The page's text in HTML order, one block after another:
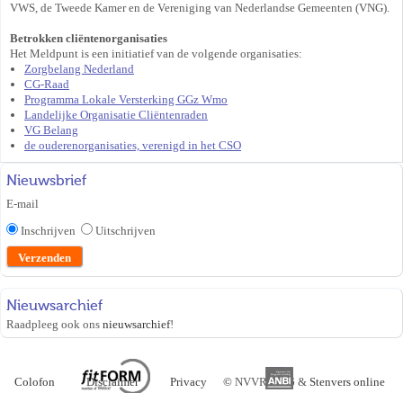
VWS, de Tweede Kamer en de Vereniging van Nederlandse Gemeenten (VNG).
Betrokken cliëntenorganisaties
Het Meldpunt is een initiatief van de volgende organisaties:
Zorgbelang Nederland
CG-Raad
Programma Lokale Versterking GGz Wmo
Landelijke Organisatie Cliëntenraden
VG Belang
de ouderenorganisaties, verenigd in het CSO
Nieuwsbrief
E-mail
Inschrijven
Uitschrijven
Nieuwsarchief
Raadpleeg ook ons nieuwsarchief!
© NVVR 2026 & Stenvers online
Colofon Disclaimer Privacy